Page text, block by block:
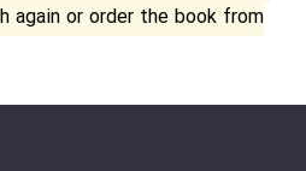
again or order the book from